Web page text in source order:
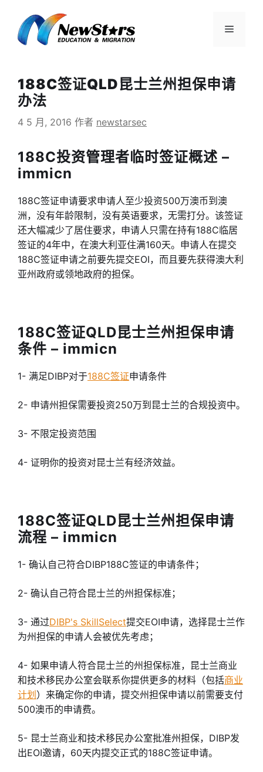
菜
188C签证QLD昆士兰州担保申请
办法
4 5 月, 2016 作者 newstarsec
188C投资管理者临时签证概述 –
immicn
188C签证申请要求申请人至少投资500万澳币到澳
洲，没有年龄限制，没有英语要求，无需打分。该签证
还大幅减少了居住要求，申请人只需在持有188C临居
签证的4年中，在澳大利亚住满160天。申请人在提交
188C签证申请之前要先提交EOI，而且要先获得澳大利
亚州政府或领地政府的担保。
188C签证QLD昆士兰州担保申请
条件 – immicn
1- 满足DIBP对于188C签证申请条件
2- 申请州担保需要投资250万到昆士兰的合规投资中。
3- 不限定投资范围
4- 证明你的投资对昆士兰有经济效益。
188C签证QLD昆士兰州担保申请
流程 – immicn
1- 确认自己符合DIBP188C签证的申请条件；
2- 确认自己符合昆士兰的州担保标准；
3- 通过DIBP's SkillSelect提交EOI申请，选择昆士兰作
为州担保的申请人会被优先考虑；
4- 如果申请人符合昆士兰的州担保标准，昆士兰商业
和技术移民办公室会联系你提供更多的材料（包括商业
计划 ）来确定你的申请，提交州担保申请以前需要支付
500澳币的申请费。
5- 昆士兰商业和技术移民办公室批准州担保，DIBP发
出EOI邀请，60天内提交正式的188C签证申请。